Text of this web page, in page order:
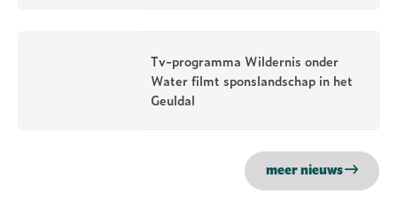
Tv-programma Wildernis onder
Water filmt sponslandschap in het
Geuldal
meer nieuws